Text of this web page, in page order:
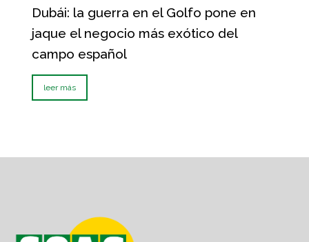
Dubái: la guerra en el Golfo pone en
jaque el negocio más exótico del
campo español
leer más